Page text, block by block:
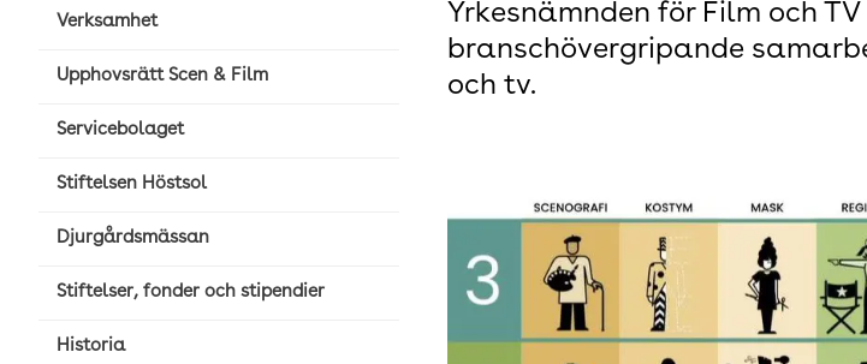
Verksamhet
Upphovsrätt Scen & Film
Servicebolaget
Stiftelsen Höstsol
Djurgårdsmässan
Stiftelser, fonder och stipendier
Historia
Yrkesnämnden för Film och
branschövergripande
och tv.